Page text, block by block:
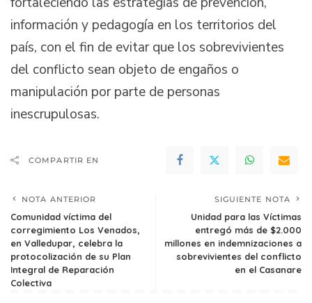
información y pedagogía en los territorios del
país, con el fin de evitar que los sobrevivientes
del conflicto sean objeto de engaños o
manipulación por parte de personas
inescrupulosas.
COMPARTIR EN
NOTA ANTERIOR
Comunidad víctima del
corregimiento Los Venados,
en Valledupar, celebra la
protocolización de su Plan
Integral de Reparación
Colectiva
SIGUIENTE NOTA
Unidad para las Víctimas
entregó más de $2.000
millones en indemnizaciones a
sobrevivientes del conflicto
en el Casanare